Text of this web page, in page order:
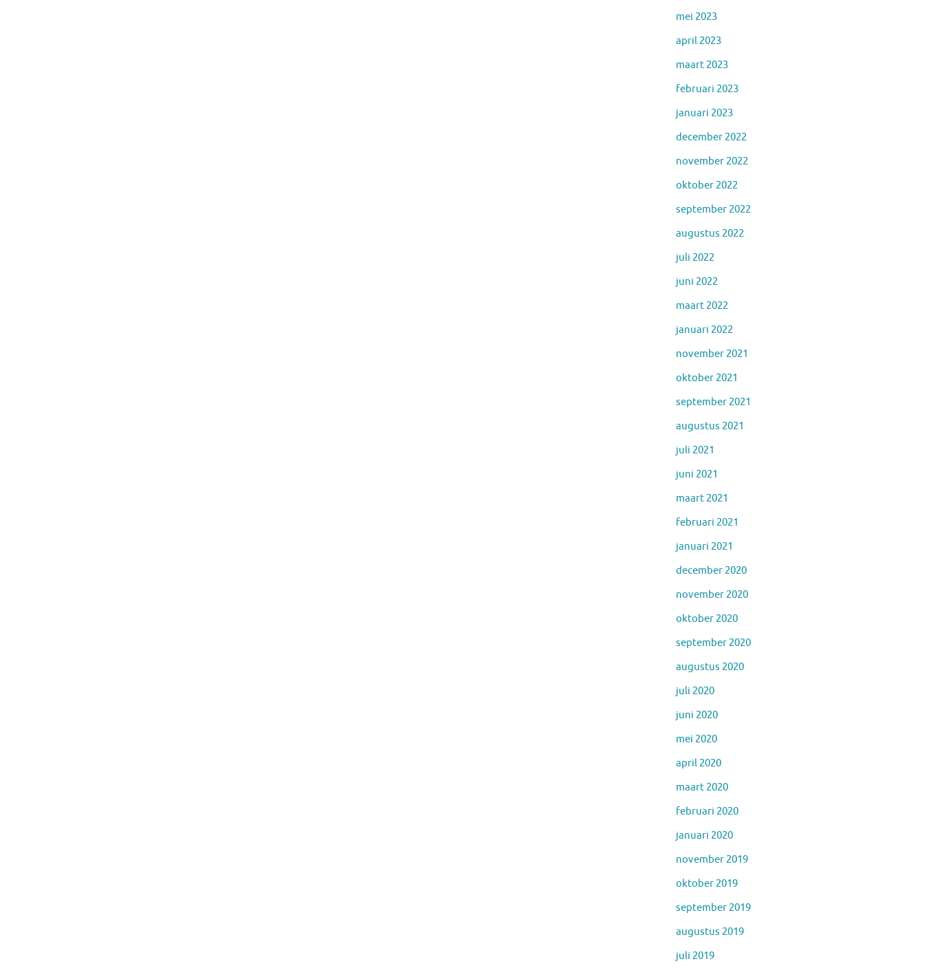
mei 2023
april 2023
maart 2023
februari 2023
januari 2023
december 2022
november 2022
oktober 2022
september 2022
augustus 2022
juli 2022
juni 2022
maart 2022
januari 2022
november 2021
oktober 2021
september 2021
augustus 2021
juli 2021
juni 2021
maart 2021
februari 2021
januari 2021
december 2020
november 2020
oktober 2020
september 2020
augustus 2020
juli 2020
juni 2020
mei 2020
april 2020
maart 2020
februari 2020
januari 2020
november 2019
oktober 2019
september 2019
augustus 2019
juli 2019